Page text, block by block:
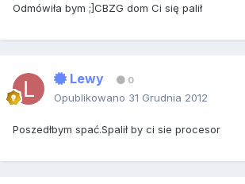
Odmówiła bym ;]CBZG dom Ci się palił
Lewy 0
Opublikowano 31 Grudnia 2012
Poszedłbym spać.Spalił by ci sie procesor